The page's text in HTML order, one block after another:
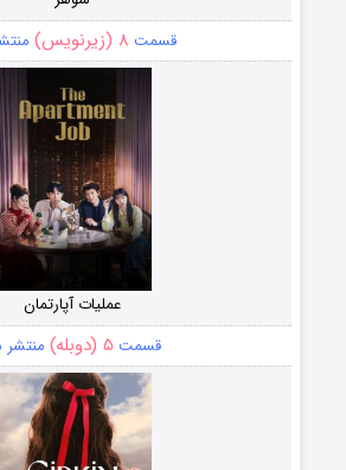
قسمت ۸ (زیرنویس)
عملیات آپارتمان
قسمت ۵ (دوبله) منتشر